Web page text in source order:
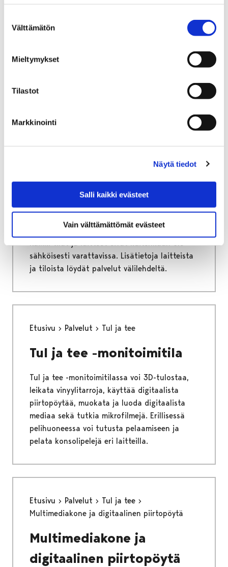
valinta
Välttämätön
Mieltymykset
Tilastot
Markkinointi
Näytä tiedot
Salli kaikki evästeet
Vain välttämättömät evästeet
Tul ja tee tilan
toimintapisteiden
Etusivu Ajanvaraus
Laitteiden ja tilojen
sähköinen ajanvaraus
käyttöösi monia kirjaston tiloja ja laitteita.
sähköisesti varattavissa. Lisätietoja laitteista
ja tiloista löydät palvelut välilehdeltä.
Etusivu Palvelut Tul ja tee
Tul ja tee -monitoimitila
Tul ja tee -monitoimitilassa voi 3D-tulostaa,
leikata vinyylitarroja, käyttää digitaalista
piirtopöytää, muokata ja luoda digitaalista
mediaa sekä tutkia mikrofilmejä. Erillisessä
pelihuoneessa voi tutusta pelaamiseen ja
pelata konsolipelejä eri laitteilla.
Etusivu Palvelut
Tul ja tee
Multimediakone ja digitaalinen piirtopöytä
Multimediakone ja
digitaalinen piirtopöytä